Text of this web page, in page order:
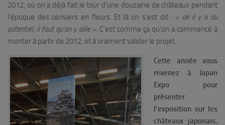
2012, où on a déjà fait le tour d’une douzaine de châteaux pendant
l’époque des cerisiers en fleurs. Et là on s’est dit : « ok il y a du
potentiel, il faut qu’on y aille». C’est comme ça qu’on a commencé à
monter à partir de 2012, et à vraiment valider le projet.
Cette année vous
revenez à Japan
Expo pour
présenter
l’exposition sur les
châteaux japonais.